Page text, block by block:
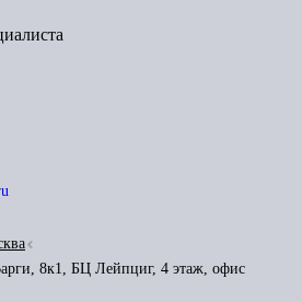
8к1, БЦ Лейпциг, 4 этаж, офис